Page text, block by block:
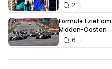
2
Formule 1 ziet
Midden-Oosten
6